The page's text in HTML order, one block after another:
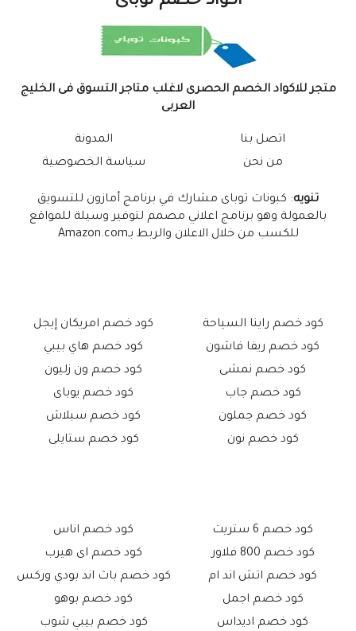
متجر للاكواد الخصم الحصرى لاغلب متاجر التسوق فى الخليج
العربى
اتصل بنا
من نحن
المدونة
سياسة الخصوصية
تنويه: كبونات توباى مشارك في برنامج أمازون للتسويق
بالعمولة وهو برنامج اعلاني مصمم لتوفير وسيلة للمواقع
للكسب من خلال الاعلان والربط بـAmazon.com
كود خصم راينا السياحة
كود خصم ريفا فاشون
كود خصم نمشى
كود خصم جاب
كود خصم جملون
كود خصم نون
كود خصم امريكان إيجل
كود خصم هاي بيبي
كود خصم ون زليون
كود خصم يوباى
كود خصم سبلاش
كود خصم ستايلى
كود خصم 6 ستريت
كود خصم 800 فلاور
كود خصم اتش اند ام
كود خصم اجمل
كود خصم اديداس
كود خصم اناس
كود خصم اى هيرب
كود خصم باث اند بودي وركس
كود خصم بوهو
كود خصم بيبي شوب